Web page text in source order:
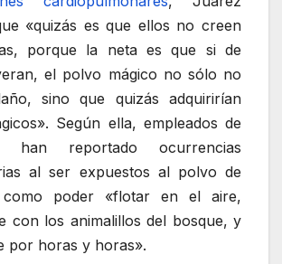
«quizás es que ellos no creen
porque la neta es que si de
el polvo mágico no sólo no
sino que quizás adquirirían
Según ella, empleados de
han reportado ocurrencias
al ser expuestos al polvo de
como poder «flotar en el aire,
con los animalillos del bosque, y
por horas y horas».